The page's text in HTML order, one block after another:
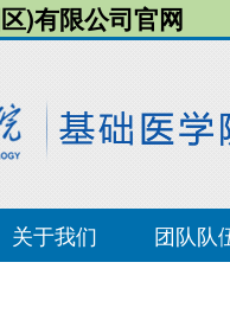
)有限公司官网
关于我们 团队队